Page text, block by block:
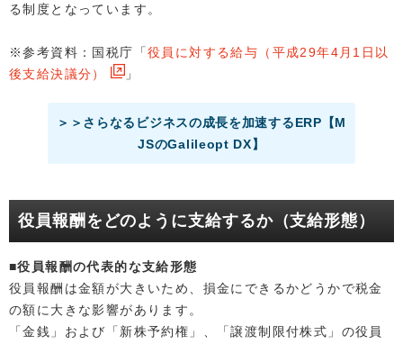
る制度となっています。
※参考資料：国税庁「役員に対する給与（平成29年4月1日以
後支給決議分）
」
＞＞さらなるビジネスの成長を加速するERP【M
JSのGalileopt DX】
役員報酬をどのように支給するか（支給形態）
■役員報酬の代表的な支給形態
役員報酬は金額が大きいため、損金にできるかどうかで税金
の額に大きな影響があります。
「金銭」および「新株予約権」、「譲渡制限付株式」の役員